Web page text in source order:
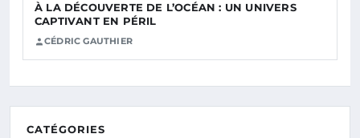
À LA DÉCOUVERTE DE L’OCÉAN : UN UNIVERS
CAPTIVANT EN PÉRIL
CÉDRIC GAUTHIER
CATÉGORIES